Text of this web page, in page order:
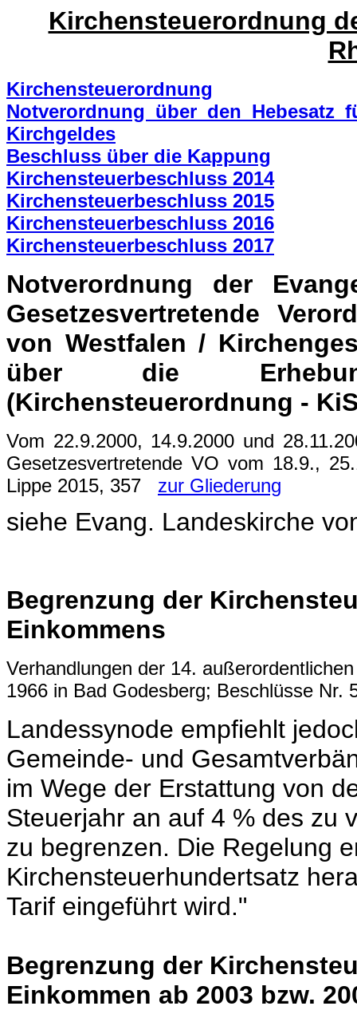
Kirchensteuerordnung
Kirchensteuerordnung
Notverordnung über den Hebesatz
Kirchgeldes
Beschluss über die Kappung
Kirchensteuerbeschluss 2014
Kirchensteuerbeschluss 2015
Kirchensteuerbeschluss 2016
Kirchensteuerbeschluss 2017
Notverordnung der
Gesetzesvertretende
von Westfalen /
über die
(Kirchensteuerordnung -
Vom 22.9.2000, 14.9.2000 und
Gesetzesvertretende VO vom 18.9.,
Lippe 2015, 357 zur Gliederung
siehe Evang. Landeskirche
Begrenzung der
Einkommens
Verhandlungen der 14.
1966 in Bad Godesberg; Beschlüsse
Landessynode empfiehlt
Gemeinde- und
im Wege der Erstattung von
Steuerjahr an auf 4 % des zu
zu begrenzen. Die Regelung
Kirchensteuerhundertsatz
Tarif eingeführt wird."
Begrenzung der
Einkommen ab 2003 bzw.